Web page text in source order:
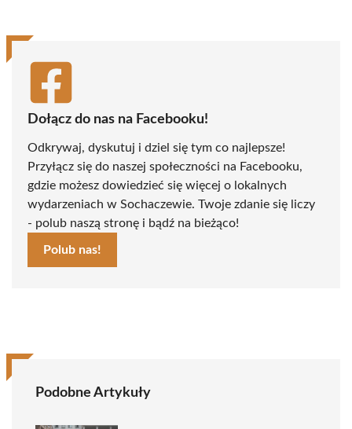
Dołącz do nas na Facebooku!
Odkrywaj, dyskutuj i dziel się tym co najlepsze!
Przyłącz się do naszej społeczności na Facebooku,
gdzie możesz dowiedzieć się więcej o lokalnych
wydarzeniach w Sochaczewie. Twoje zdanie się liczy
- polub naszą stronę i bądź na bieżąco!
Polub nas!
Podobne Artykuły